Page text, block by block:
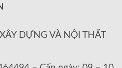
DỰNG VÀ NỘI THẤT